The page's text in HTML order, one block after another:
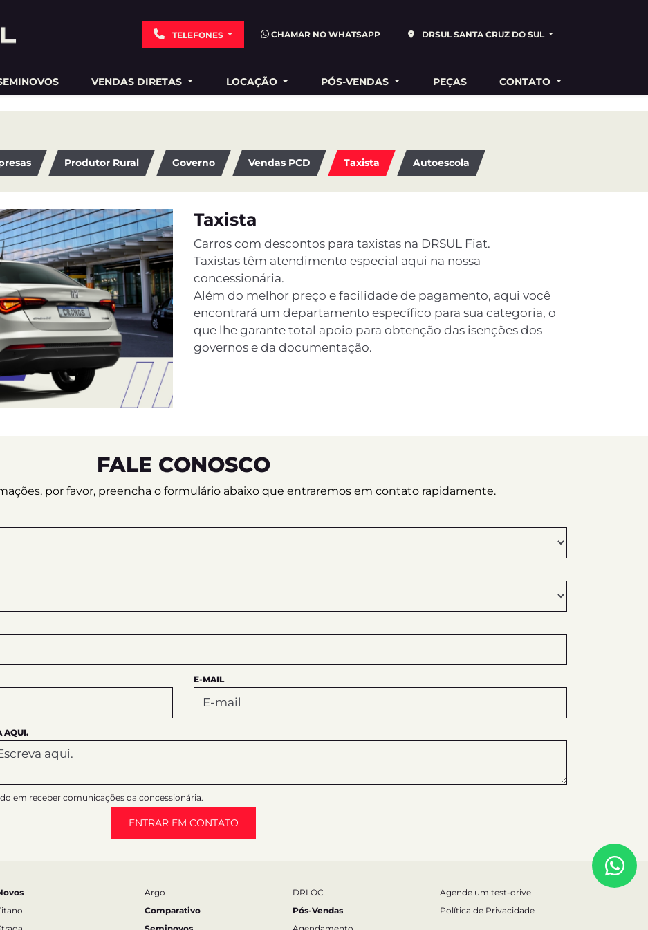
TELEFONES DRSUL SANTA CRUZ DO SUL
CHAMAR NO WHATSAPP
VENDAS DIRETAS LOCAÇÃO PÓS-VENDAS PEÇAS CONTATO
Produtor Rural Governo Vendas PCD Taxista Autoescola
Taxista
Carros com descontos para taxistas na DRSUL Fiat.
Taxistas têm atendimento especial aqui na nossa
concessionária.
Além do melhor preço e facilidade de pagamento, aqui você
encontrará um departamento específico para sua categoria, o
que lhe garante total apoio para obtenção das isenções dos
governos e da documentação.
FALE CONOSCO
por favor, preencha o formulário abaixo que entraremos em contato rapidamente.
E-MAIL
AQUI.
em receber comunicações da concessionária.
ENTRAR EM CONTATO
Argo
Comparativo
DRLOC
Pós-Vendas
Agende um test-drive
Política de Privacidade